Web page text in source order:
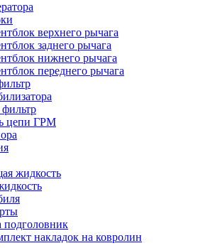
верхнего рычага
заднего рычага
нижнего рычага
переднего рычага
цепи ГРМ
жидкость
накладок на ковролин